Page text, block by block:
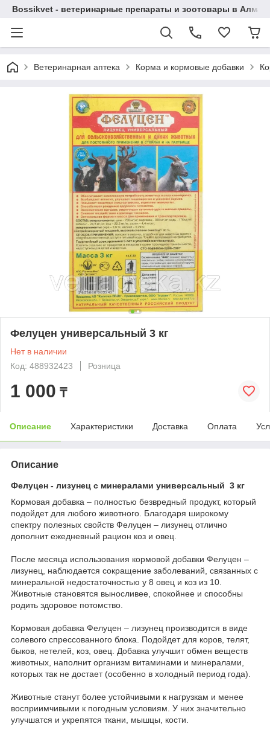
Bossikvet - ветеринарные препараты и зоотовары в
Ветеринарная аптека Корма и кормовые добавки
Фелуцен универсальный 3 кг
Нет в наличии
Код: 488932423
Розница
1 000 ₸
Описание Характеристики Доставка Оплата
Описание
Фелуцен - лизунец с минералами универсальный 3 кг
Кормовая добавка – полностью безвредный продукт, который
подойдет для любого животного. Благодаря широкому
спектру полезных свойств Фелуцен – лизунец отлично
дополнит ежедневный рацион коз и овец.
После месяца использования кормовой добавки Фелуцен –
лизунец, наблюдается сокращение заболеваний, связанных с
минеральной недостаточностью у 8 овец и коз из 10.
Животные становятся выносливее, спокойнее и способны
родить здоровое потомство.
Кормовая добавка Фелуцен – лизунец производится в виде
солевого спрессованного блока. Подойдет для коров, телят,
быков, нетелей, коз, овец. Добавка улучшит обмен веществ
животных, наполнит организм витаминами и минералами,
которых так не достает (особенно в холодный период года).
Животные станут более устойчивыми к нагрузкам и менее
восприимчивыми к погодным условиям. У них значительно
улучшатся и укрепятся ткани, мышцы, кости.